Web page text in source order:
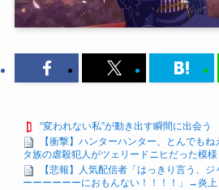
“変われない私”が動き出す瞬間に出会う
【衝撃】ハンターハンター、とんでも
タ族の虐殺犯人がツェリードニヒだった模様
【悲報】人気配信者「はっきり言う、
ーーーーーーにおもんない！！！！」→炎上